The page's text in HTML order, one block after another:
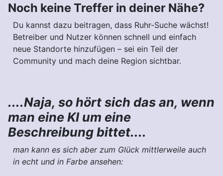
Noch keine Treffer in deiner Nähe?
Du kannst dazu beitragen, dass Ruhr-Suche wächst!
Betreiber und Nutzer können schnell und einfach
neue Standorte hinzufügen – sei ein Teil der
Community und mach deine Region sichtbar.
....Naja, so hört sich das an, wenn
man eine KI um eine
Beschreibung bittet....
man kann es sich aber zum Glück mittlerweile auch
in echt und in Farbe ansehen: